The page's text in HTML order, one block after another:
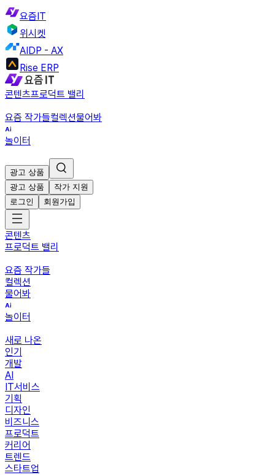
요즘IT
위시켓
AIDP - AX
Rise ERP
콘텐츠프로덕트 밸리
요즘 작가들컬렉션물어봐
놀이터
광고 상품
광고 상품
작가 지원
로그인
회원가입
콘텐츠
프로덕트 밸리
요즘 작가들
컬렉션
물어봐
놀이터
새로 나온
인기
개발
AI
IT서비스
기획
디자인
비즈니스
프로덕트
커리어
트렌드
스타트업